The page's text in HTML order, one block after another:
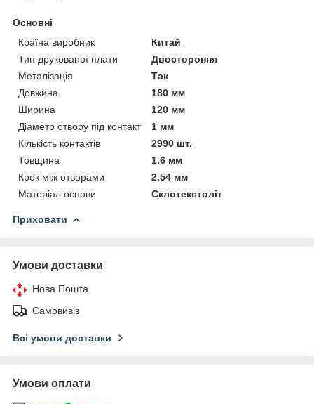
Основні
Країна виробник
Китай
Тип друкованої плати
Двостороння
Металізація
Так
Довжина
180 мм
Ширина
120 мм
Діаметр отвору під контакт
1 мм
Кількість контактів
2990 шт.
Товщина
1.6 мм
Крок між отворами
2.54 мм
Матеріал основи
Склотекстоліт
Приховати
Умови доставки
Нова Пошта
Самовивіз
Всі умови доставки
Умови оплати